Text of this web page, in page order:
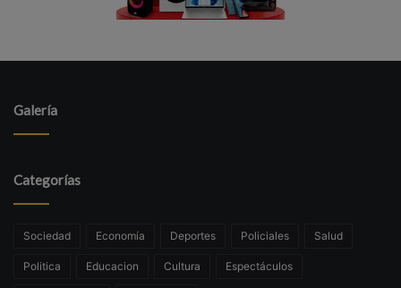
Galería
Categorías
Sociedad Economía Deportes Policiales Salud
Politica Educacion Cultura Espectáculos